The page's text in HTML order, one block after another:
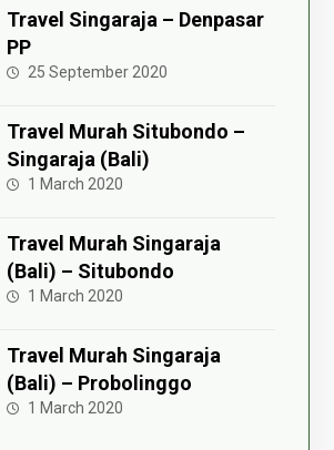
Travel Singaraja – Denpasar
PP
25 September 2020
Travel Murah Situbondo –
Singaraja (Bali)
1 March 2020
Travel Murah Singaraja
(Bali) – Situbondo
1 March 2020
Travel Murah Singaraja
(Bali) – Probolinggo
1 March 2020